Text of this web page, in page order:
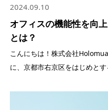
2024.09.10
オフィスの機能性を向
とは？
こんにちは！株式会社
に、京都市右京区をはじめと